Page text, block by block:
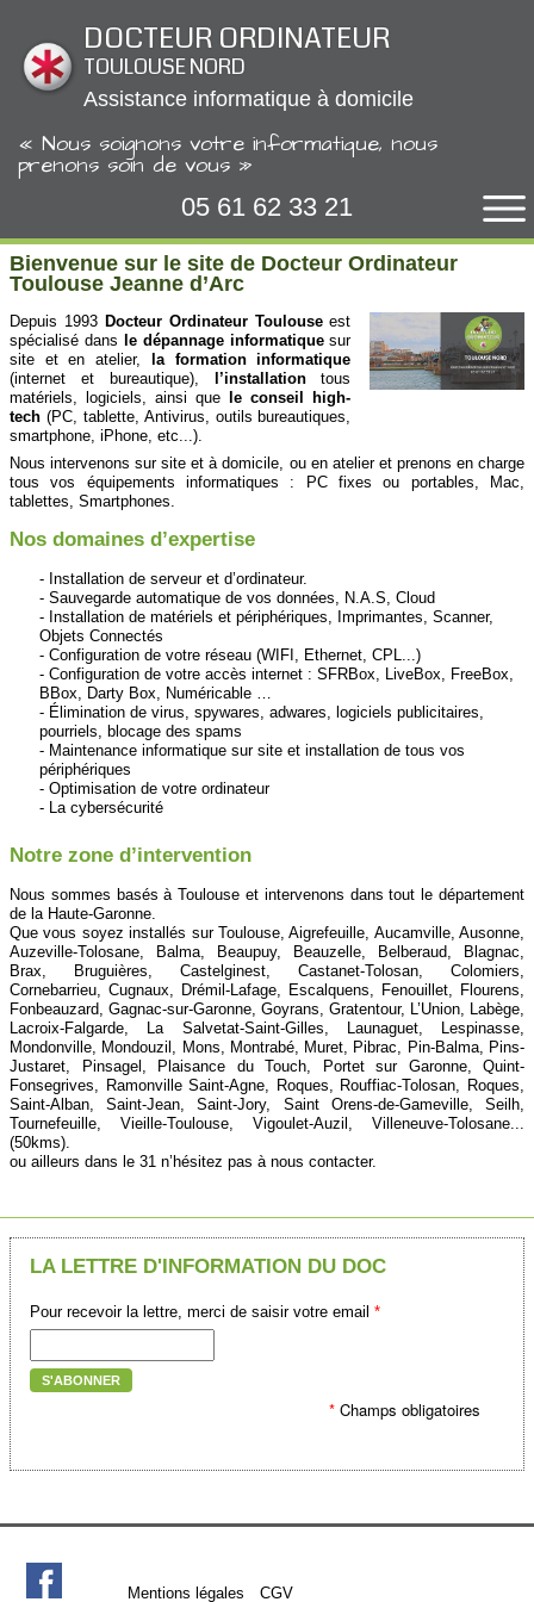
DOCTEUR ORDINATEUR
TOULOUSE NORD
Assistance informatique à domicile
« Nous soignons votre informatique, nous
prenons soin de vous »
05 61 62 33 21
Bienvenue sur le site de Docteur Ordinateur
Toulouse Jeanne d’Arc
Depuis 1993 Docteur Ordinateur Toulouseest
spécialisé dans
le dépannage informatiquesur
site et en atelier,
la formation informatique
(internet et bureautique),
l’installationtous
matériels, logiciels, ainsi que
le conseil high-
tech (PC, tablette, Antivirus, outils bureautiques,
smartphone, iPhone, etc...).
Nous intervenons sur site et à domicile, ou en atelier et prenons en charge
tous vos équipements informatiques : PC fixes ou portables, Mac,
tablettes, Smartphones.
Nos domaines d’expertise
Installation de serveur et d’ordinateur.
Sauvegarde automatique de vos données, N.A.S, Cloud
Installation de matériels et périphériques, Imprimantes, Scanner,
Objets Connectés
Configuration de votre réseau (WIFI, Ethernet, CPL...)
Configuration de votre accès internet : SFRBox, LiveBox, FreeBox,
BBox, Darty Box, Numéricable …
Élimination de virus, spywares, adwares, logiciels publicitaires,
pourriels, blocage des spams
Maintenance informatique sur site et installation de tous vos
périphériques
Optimisation de votre ordinateur
La cybersécurité
Notre zone d’intervention
Nous sommes basés à Toulouse et intervenons dans tout le département
de la Haute-Garonne.
Que vous soyez installés sur Toulouse, Aigrefeuille, Aucamville, Ausonne,
Auzeville-Tolosane, Balma, Beaupuy, Beauzelle, Belberaud, Blagnac,
Brax, Bruguières, Castelginest, Castanet-Tolosan, Colomiers,
Cornebarrieu, Cugnaux, Drémil-Lafage, Escalquens, Fenouillet, Flourens,
Fonbeauzard, Gagnac-sur-Garonne, Goyrans, Gratentour, L’Union, Labège,
Lacroix-Falgarde, La Salvetat-Saint-Gilles, Launaguet, Lespinasse,
Mondonville, Mondouzil, Mons, Montrabé, Muret, Pibrac, Pin-Balma, Pins-
Justaret, Pinsagel, Plaisance du Touch, Portet sur Garonne, Quint-
Fonsegrives, Ramonville Saint-Agne, Roques, Rouffiac-Tolosan, Roques,
Saint-Alban, Saint-Jean, Saint-Jory, Saint Orens-de-Gameville, Seilh,
Tournefeuille, Vieille-Toulouse, Vigoulet-Auzil, Villeneuve-Tolosane...
(50kms).
ou ailleurs dans le 31 n’hésitez pas à nous contacter.
LA LETTRE D'INFORMATION DU DOC
Pour recevoir la lettre, merci de saisir votre email *
S'ABONNER
* Champs obligatoires
Mentions légales CGV